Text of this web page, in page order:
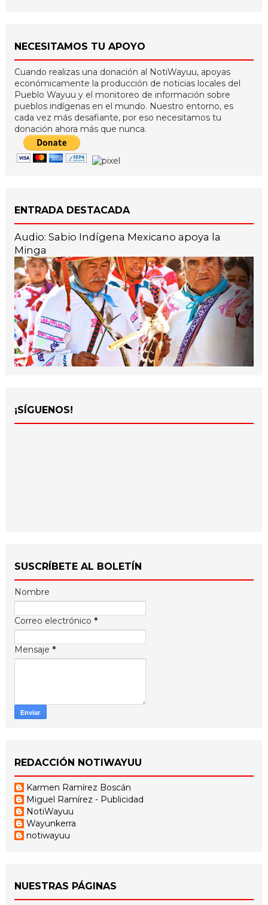
NECESITAMOS TU APOYO
Cuando realizas una donación al NotiWayuu, apoyas
económicamente la producción de noticias locales del
Pueblo Wayuu y el monitoreo de información sobre
pueblos indígenas en el mundo. Nuestro entorno, es
cada vez más desafiante, por eso necesitamos tu
donación ahora más que nunca.
ENTRADA DESTACADA
Audio: Sabio Indígena Mexicano apoya la
Minga
¡SÍGUENOS!
SUSCRÍBETE AL BOLETÍN
Nombre
Correo electrónico *
Mensaje *
REDACCIÓN NOTIWAYUU
Karmen Ramírez Boscán
Miguel Ramírez - Publicidad
NotiWayuu
Wayunkerra
notiwayuu
NUESTRAS PÁGINAS